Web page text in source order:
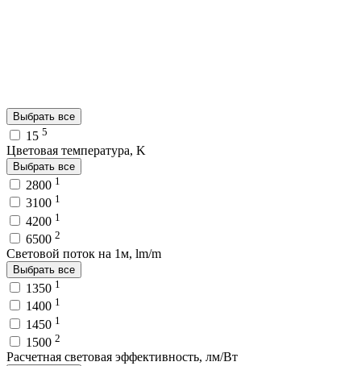
Выбрать все
15 5
Цветовая температура, K
Выбрать все
2800 1
3100 1
4200 1
6500 2
Световой поток на 1м, lm/m
Выбрать все
1350 1
1400 1
1450 1
1500 2
Расчетная световая эффективность, лм/Вт